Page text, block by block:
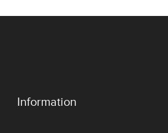
Information